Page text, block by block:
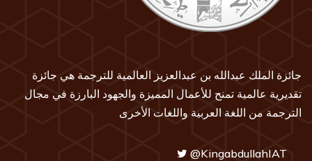
جائزة الملك عبدالله بن عبدالعزيز العالمية للترجمة هي جائزة
تقديرية عالمية تمنح للأعمال المميزة والجهود البارزة في مجال
الترجمة من اللغة العربية واللغات الأخرى
@KingabdullahIAT